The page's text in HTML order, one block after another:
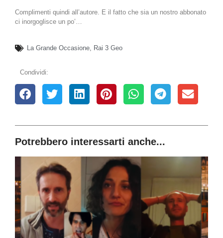
Complimenti quindi all’autore. E il fatto che sia un nostro abbonato
ci inorgoglisce un po’…
La Grande Occasione, Rai 3 Geo
Condividi:
Potrebbero interessarti anche...